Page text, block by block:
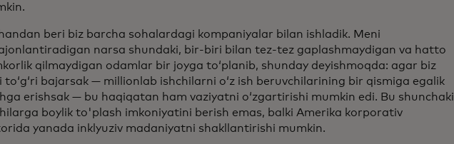
beri biz barcha sohalardagi kompaniyalar bilan ishladik. Meni
narsa shundaki, bir-biri bilan tez-tez gaplashmaydigan va hatto
qilmaydigan odamlar bir joyga toʻplanib, shunday deyishmoqda: agar biz
toʻgʻri bajarsak — millionlab ishchilarni oʻz ish beruvchilarining bir qismiga egalik
erishsak — bu haqiqatan ham vaziyatni oʻzgartirishi mumkin edi. Bu shunchaki
boylik to'plash imkoniyatini berish emas, balki Amerika korporativ
yanada inklyuziv madaniyatni shakllantirishi mumkin.